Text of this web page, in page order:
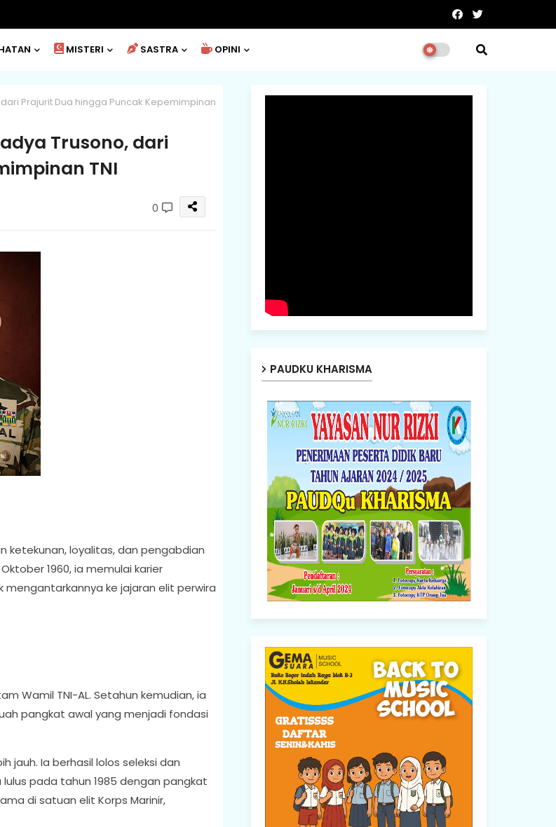
MISTERI SASTRA OPINI
Prajurit Dua hingga Puncak Kepemimpinan
Trusono, dari
TNI
0
ketekunan, loyalitas, dan pengabdian
1960, ia memulai karier
ke jajaran elit perwira
Wamil TNI-AL. Setahun kemudian, ia
pangkat awal yang menjadi fondasi
jauh. Ia berhasil lolos seleksi dan
pada tahun 1985 dengan pangkat
di satuan elit Korps Marinir,
PAUDKU KHARISMA